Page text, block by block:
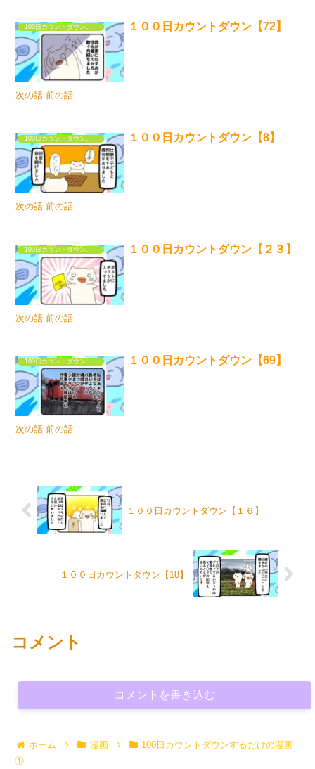
100日カウントダウンするだけの漫画① １００日カウントダウン【72】
次の話 前の話
１００日カウントダウン【8】
次の話 前の話
100日カウントダウンするだけの漫画① １００日カウントダウン【２３】
次の話 前の話
１００日カウントダウン【69】
次の話 前の話
１００日カウントダウン【１６】
１００日カウントダウン【18】
コメント
コメントを書き込む
ホーム 漫画
100日カウントダウンするだけの漫画
①